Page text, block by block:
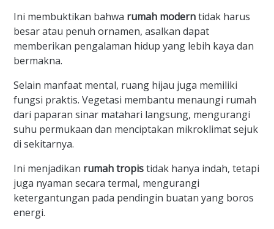
Ini membuktikan bahwa rumah moderntidak harus
besar atau penuh ornamen, asalkan dapat
memberikan pengalaman hidup yang lebih kaya dan
bermakna.
Selain manfaat mental, ruang hijau juga memiliki
fungsi praktis. Vegetasi membantu menaungi rumah
dari paparan sinar matahari langsung, mengurangi
suhu permukaan dan menciptakan mikroklimat sejuk
di sekitarnya.
Ini menjadikan rumah tropistidak hanya indah, tetapi
juga nyaman secara termal, mengurangi
ketergantungan pada pendingin buatan yang boros
energi.